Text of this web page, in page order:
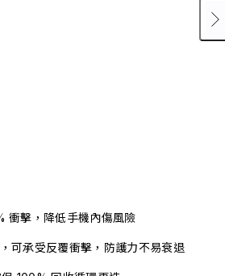
衝擊，降低手機內傷風險
可承受反覆衝擊，防護力不易衰退